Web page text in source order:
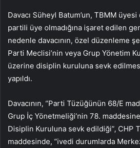
Davacı Süheyl Batum’un, TBMM
partili üye olmadığına işaret edilen
nedenle davacının, özel düzenleme
Parti Meclisi’nin veya Grup Yönetim
üzerine disiplin kuruluna sevk
yapıldı.
Davacının, “Parti Tüzüğünün 68/E
Grup İç Yönetmeliği’nin 78.
Disiplin Kuruluna sevk edildiği”, CHP
maddesinde, “ivedi durumlarda